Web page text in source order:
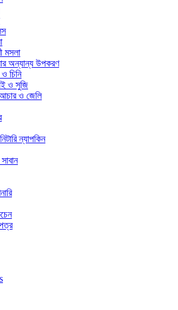
মসলা
অন্যান্য উপকরণ
চিনি
ও সুজি
ও জেলি
ন্যাপকিন